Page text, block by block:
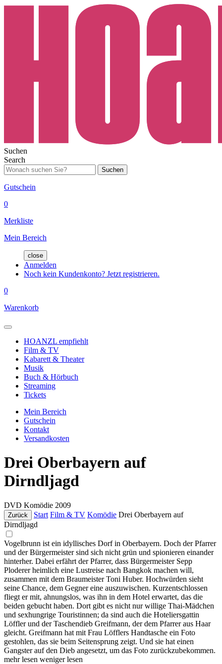
Suchen
Search
Suchen
Gutschein
0
Merkliste
Mein Bereich
close
Anmelden
Noch kein Kundenkonto? Jetzt registrieren.
0
Warenkorb
HOANZL empfiehlt
Film & TV
Kabarett & Theater
Musik
Buch & Hörbuch
Streaming
Tickets
Mein Bereich
Gutschein
Kontakt
Versandkosten
Drei Oberbayern auf
Dirndljagd
DVD Komödie 2009
Zurück Start Film & TV Komödie Drei Oberbayern auf
Dirndljagd
Vogelbrunn ist ein idyllisches Dorf in Oberbayern. Doch der Pfarrer
und der Bürgermeister sind sich nicht grün und spionieren einander
hinterher. Dabei erfährt der Pfarrer, dass Bürgermeister Sepp
Ploderer heimlich eine Lustreise nach Bangkok machen will,
zusammen mit dem Braumeister Toni Huber. Hochwürden sieht
seine Chance, dem Gegner eine auszuwischen. Kurzentschlossen
fliegt er mit, ahnungslos, was ihn in dem Hotel erwartet, das die
beiden gebucht haben. Dort gibt es nicht nur willige Thai-Mädchen
und sexhungrige Touristinnen; da sind auch die Hoteliersgattin
Löffler und der Taschendieb Greifmann, der dem Pfarrer aus Haar
gleicht. Greifmann hat mit Frau Löfflers Handtasche ein Foto
gestohlen, das sie beim Seitensprung zeigt. Und sie hat einen
Gangster auf den Dieb angesetzt, um das Foto zurückzubekommen.
mehr lesen weniger lesen